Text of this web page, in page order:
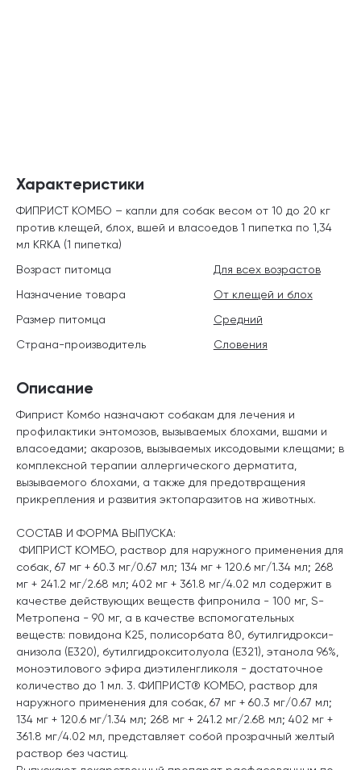
Описание
Фиприст Комбо назначают собакам для лечения и
профилактики энтомозов, вызываемых блохами, вшами и
власоедами; акарозов, вызываемых иксодовыми клещами; в
комплексной терапии аллергического дерматита,
вызываемого блохами, а также для предотвращения
прикрепления и развития эктопаразитов на животных.
СОСТАВ И ФОРМА ВЫПУСКА:
ФИПРИСТ КОМБО, раствор для наружного применения для
собак, 67 мг + 60.3 мг/0.67 мл; 134 мг + 120.6 мг/1.34 мл; 268
мг + 241.2 мг/2.68 мл; 402 мг + 361.8 мг/4.02 мл содержит в
качестве действующих веществ фипронила - 100 мг, S-
Метропена - 90 мг, а в качестве вспомогательных
веществ: повидона К25, полисорбата 80, бутилгидрокси-
анизола (E320), бутилгидрокситолуола (E321), этанола 96%,
моноэтилового эфира диэтиленгликоля - достаточное
количество до 1 мл. 3. ФИПРИСТ® КОМБО, раствор для
наружного применения для собак, 67 мг + 60.3 мг/0.67 мл;
134 мг + 120.6 мг/1.34 мл; 268 мг + 241.2 мг/2.68 мл; 402 мг +
361.8 мг/4.02 мл, представляет собой прозрачный желтый
раствор без частиц.
Характеристики
ФИПРИСТ КОМБО – капли для собак весом от 10 до 20 кг
против клещей, блох, вшей и власоедов 1 пипетка по 1,34
мл KRKA (1 пипетка)
Возраст питомца
Для всех возрастов
Назначение товара
От клещей и блох
Размер питомца
Средний
Страна-производитель
Словения